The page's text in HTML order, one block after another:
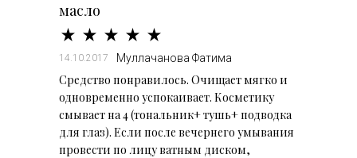
масло
14.10.2017 Муллачанова Фатима
Средство понравилось. Очищает мягко и
одновременно успокаивает. Косметику
смывает на 4 (тональник+ тушь+ подводка
для глаз). Если после вечернего умывания
провести по лицу ватным диском,